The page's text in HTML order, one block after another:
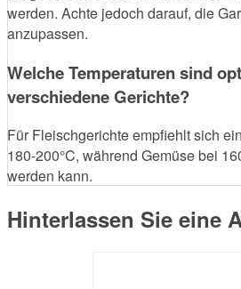
werden. Achte jedoch darauf, die
anzupassen.
Welche Temperaturen sind
verschiedene Gerichte?
Für Fleischgerichte empfiehlt sich
180-200°C, während Gemüse bei
werden kann.
Hinterlassen Sie eine